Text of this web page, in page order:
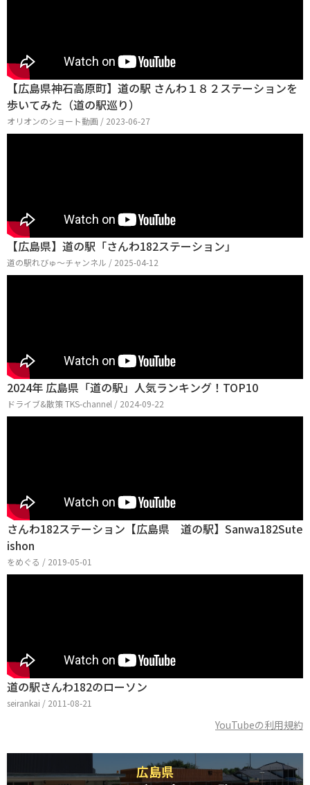
【広島県神石高原町】道の駅 さんわ１８２ステーションを
歩いてみた（道の駅巡り）
オリオンのショート動画 / 2023-06-27
【広島県】道の駅「さんわ182ステーション」
道の駅れびゅ〜チャンネル / 2025-04-12
2024年 広島県「道の駅」人気ランキング！TOP10
ドライブ&散策 TKS-channel / 2024-09-22
さんわ182ステーション【広島県 道の駅】Sanwa182Sute
ishon
をめぐる / 2019-05-01
道の駅さんわ182のローソン
seirankai / 2011-08-21
YouTubeの利用規約
広島県